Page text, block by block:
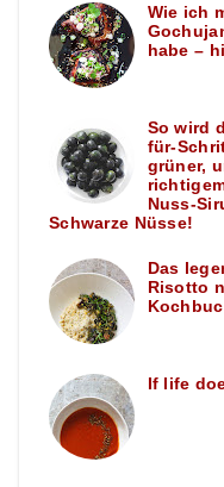
Wie ich
habe –
So wird
für-
grüner,
Nuss-
Schwarze Nüsse!
Das
Risotto
If life